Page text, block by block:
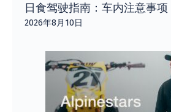
日食驾驶指南：车内注意事项
2026年8月10日